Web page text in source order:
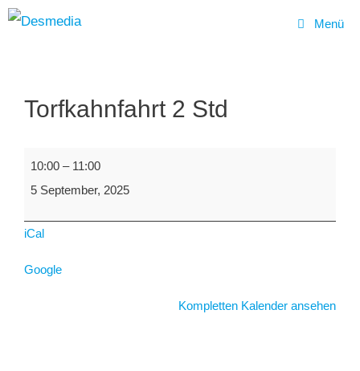
springen
Menü
Torfkahnfahrt 2 Std
Torfkahnfahrt
10:00 – 11:00
5 September, 2025
iCal
Google
Kompletten Kalender ansehen